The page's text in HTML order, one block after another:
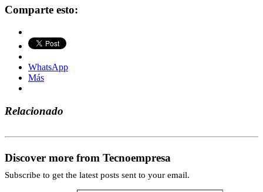
Comparte esto:
WhatsApp
Más
Relacionado
Discover more from Tecnoempresa
Subscribe to get the latest posts sent to your email.